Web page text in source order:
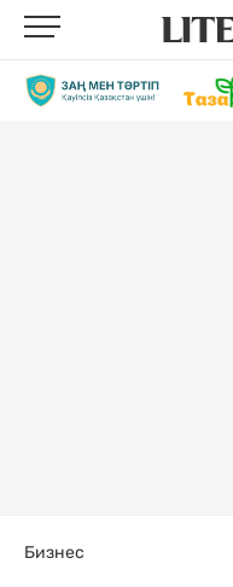
Бизнес